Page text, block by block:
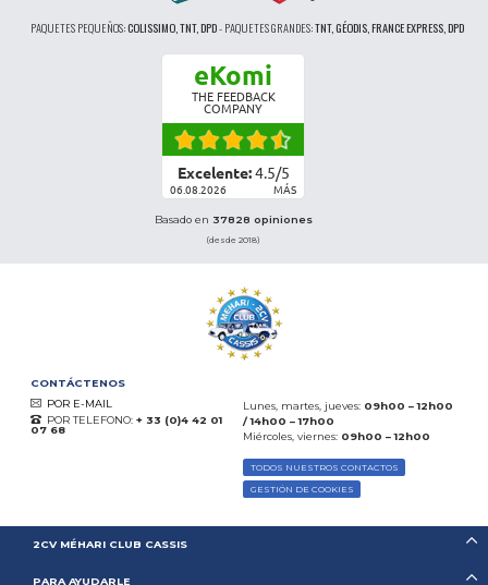
PAQUETES PEQUEÑOS:COLISSIMO, TNT, DPD-PAQUETES GRANDES:TNT, GÉODIS, FRANCE EXPRESS, DPD
eKomi
THE FEEDBACK
COMPANY
Excelente:4.5/5
06.08.2026 MÁS
Basado en 37828 opiniones
(desde 2018)
CONTÁCTENOS
POR E-MAIL
POR TELEFONO: + 33 (0)4 42 01
07 68
Lunes, martes, jueves: 09h00 – 12h00
/ 14h00 – 17h00
Miércoles, viernes: 09h00 – 12h00
TODOS NUESTROS CONTACTOS
GESTIÓN DE COOKIES
2CV MÉHARI CLUB CASSIS
PARA AYUDARLE